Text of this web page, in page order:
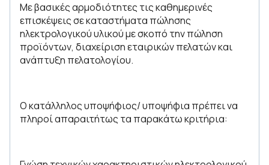
Με βασικές αρμοδιότητες τις καθημερινές
επισκέψεις σε καταστήματα πώλησης
ηλεκτρολογικού υλικού με σκοπό την πώληση
προϊόντων, διαχείριση εταιρικών πελατών και
ανάπτυξη πελατολογίου.
Ο κατάλληλος υποψήφιος/ υποψήφια πρέπει να
πληροί απαραιτήτως τα παρακάτω κριτήρια: